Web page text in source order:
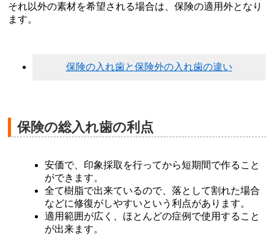
それ以外の素材を希望される場合は、保険の適用外となり
ます。
保険の入れ歯と保険外の入れ歯の違い
保険の総入れ歯の利点
安価で、印象採取を行ってから短期間で作ること
ができます。
全て樹脂で出来ているので、落として割れた場合
などに修復がしやすいという利点があります。
適用範囲が広く、ほとんどの症例で使用すること
が出来ます。